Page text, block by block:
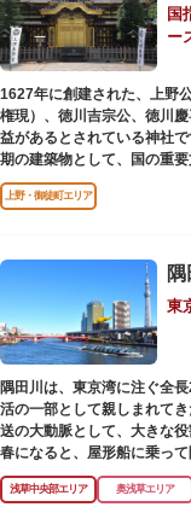
【撞球室】
当時の日本では非常に珍し
で、洋館から地下道でつな
（10月のみ10/16）に先着
【和館大広間】
洋館に併置された名棟 梁大
りの和館で、当時は550坪に
冠婚葬祭などに使われてい
を一部踏襲している広大な
庭」をもつ近代庭園の初期
庭石などが見られ、煉瓦塀
す。
国
ー
1627年に創建された、上野
権現）、徳川吉宗公、徳川
益があるとされている神社
期の建築物として、国の重
は紅葉やダリア展、お正月
国内外からの参拝者で賑わう
軍・徳川家光公が、日光東
てられたそう。社殿内部は
が実施されることもあるの
授与所では、期間・数量限
ック。手塚治虫のユニコの
上野・御徒町エリア
隅
東
隅田川は、東京湾に注ぐ全
活の一部として親しまれて
送の大動脈として、大きな役
春になると、屋形船に乗っ
東京スカイツリーとのコラ
た、毎年7月の最終土曜日に
浅草中央部エリア 奥浅草エリア